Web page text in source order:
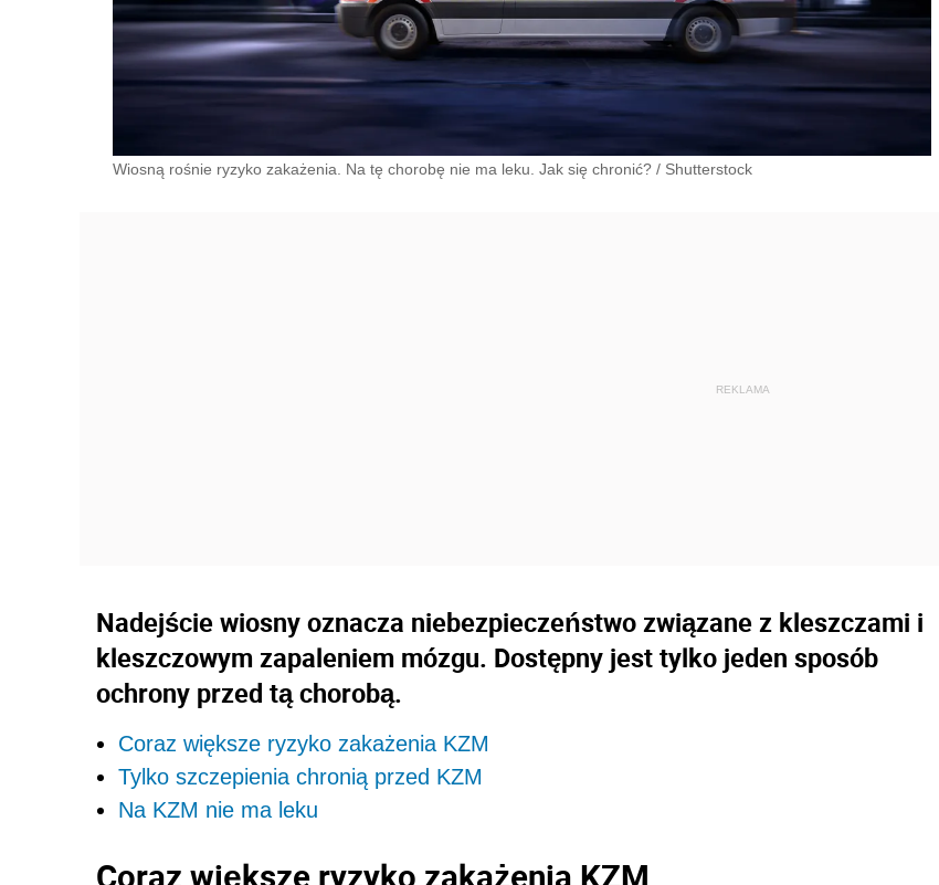
Wiosną rośnie ryzyko zakażenia. Na tę chorobę nie ma leku. Jak się chronić? / Shutterstock
Nadejście wiosny oznacza niebezpieczeństwo związane z kleszczami i
kleszczowym zapaleniem mózgu. Dostępny jest tylko jeden sposób
ochrony przed tą chorobą.
Coraz większe ryzyko zakażenia KZM
Tylko szczepienia chronią przed KZM
Na KZM nie ma leku
Coraz większe ryzyko zakażenia KZM